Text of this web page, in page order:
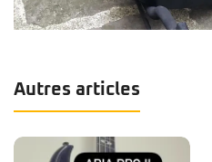
Autres articles